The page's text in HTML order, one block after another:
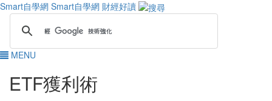
Smart自學網 Smart自學網 財經好讀
MENU
ETF獲利術